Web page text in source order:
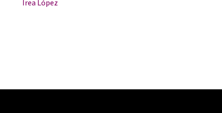
Irea López